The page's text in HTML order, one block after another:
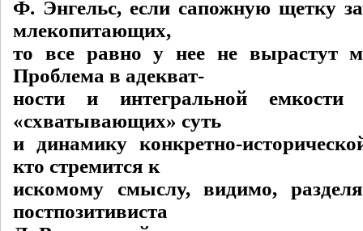
Ф. Энгельс, если сапожную щетку
млекопитающих,
то все равно у нее не вырастут
Проблема в адекват-
ности и интегральной емкости
«схватывающих» суть
и динамику конкретно-
кто стремится к
искомому смыслу, видимо,
постпозитивиста